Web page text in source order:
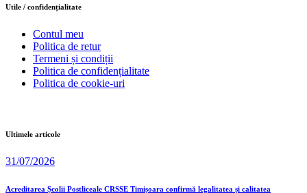
Utile / confidențialitate
Contul meu
Politica de retur
Termeni și condiții
Politica de confidențialitate
Politica de cookie-uri
Ultimele articole
31/07/2026
Acreditarea Școlii Postliceale CRSSE Timișoara confirmă legalitatea și calitatea